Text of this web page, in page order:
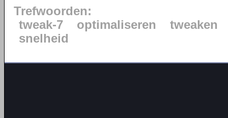
Trefwoorden:
tweak-7
optimaliseren
tweaken
snelheid